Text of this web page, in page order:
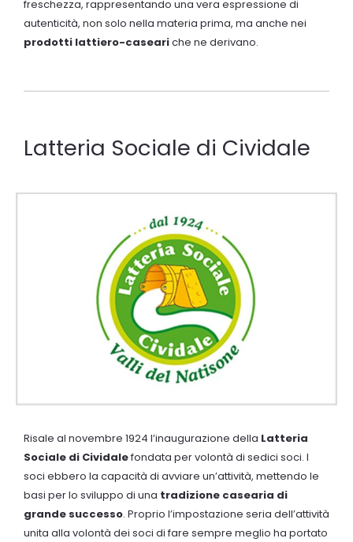
freschezza, rappresentando una vera espressione di
autenticità, non solo nella materia prima, ma anche nei
prodotti lattiero-caseariche ne derivano.
Latteria Sociale di Cividale
Risale al novembre 1924 l’inaugurazione della Latteria
Sociale di Cividalefondata per volontà di sedici soci. I
soci ebbero la capacità di avviare un’attività, mettendo le
basi per lo sviluppo di una tradizione casearia di
grande successo. Proprio l’impostazione seria dell’attività
unita alla volontà dei soci di fare sempre meglio ha portato